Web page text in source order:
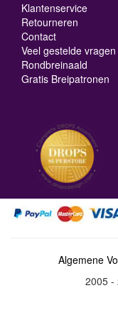
Klantenservice
Retourneren
Contact
Veel gestelde vragen
Rondbreinaald
Gratis Breipatronen
Algemene
2005 -